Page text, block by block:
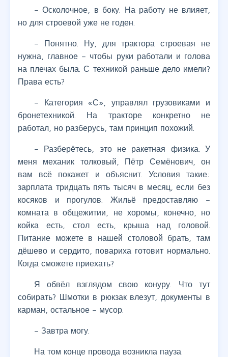
– Осколочное, в боку. На работу не влияет,
но для строевой уже не годен.
– Понятно. Ну, для трактора строевая не
нужна, главное – чтобы руки работали и голова
на плечах была. С техникой раньше дело имели?
Права есть?
– Категория «С», управлял грузовиками и
бронетехникой. На тракторе конкретно не
работал, но разберусь, там принцип похожий.
– Разберётесь, это не ракетная физика. У
меня механик толковый, Пётр Семёнович, он
вам всё покажет и объяснит. Условия такие:
зарплата тридцать пять тысяч в месяц, если без
косяков и прогулов. Жильё предоставляю –
комната в общежитии, не хоромы, конечно, но
койка есть, стол есть, крыша над головой.
Питание можете в нашей столовой брать, там
дёшево и сердито, повариха готовит нормально.
Когда сможете приехать?
Я обвёл взглядом свою конуру. Что тут
собирать? Шмотки в рюкзак влезут, документы в
карман, остальное – мусор.
– Завтра могу.
На том конце провода возникла пауза.